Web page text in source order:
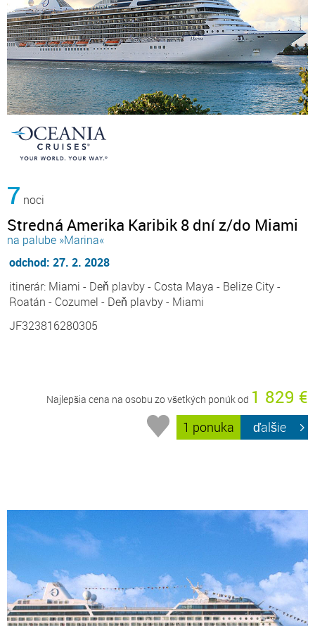
7 noci
Stredná Amerika Karibik 8 dní z/do Miami
na palube »Marina«
odchod: 27. 2. 2028
itinerár: Miami - Deň plavby - Costa Maya - Belize City -
Roatán - Cozumel - Deň plavby - Miami
JF323816280305
Najlepšia cena na osobu zo všetkých ponúk od 1 829 €
1 ponuka ďalšie